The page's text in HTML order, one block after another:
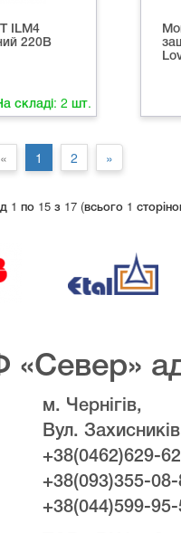
ILМ4
220В
складі: 2 шт.
« 1 2 »
1 по 15 з 17 (всього 1
м. Чернігів,
Вул.
+38(0462)629-
+38(093)355-08-
+38(044)599-95-